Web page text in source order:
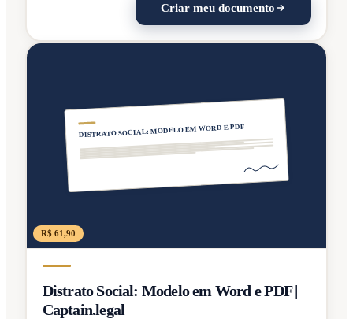
Criar meu documento
DISTRATO SOCIAL: MODELO EM WORD E PDF
R$ 61,90
Distrato Social: Modelo em Word e PDF |
Captain.legal